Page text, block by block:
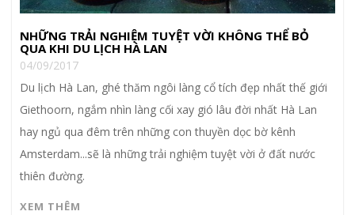
NHỮNG TRẢI NGHIỆM TUYỆT VỜI KHÔNG THỂ BỎ
QUA KHI DU LỊCH HÀ LAN
04/09/2017
Du lịch Hà Lan, ghé thăm ngôi làng cổ tích đẹp nhất thế giới
Giethoorn, ngắm nhìn làng cối xay gió lâu đời nhất Hà Lan
hay ngủ qua đêm trên những con thuyền dọc bờ kênh
Amsterdam...sẽ là những trải nghiệm tuyệt vời ở đất nước
thiên đường.
XEM THÊM